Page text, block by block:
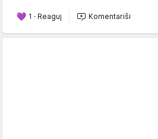
1 · Reaguj Komentariši